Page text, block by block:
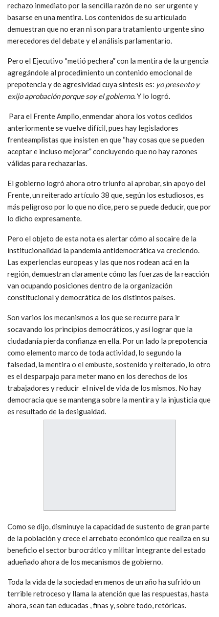
rechazo inmediato por la sencilla razón de no ser urgente y
basarse en una mentira. Los contenidos de su articulado
demuestran que no eran ni son para tratamiento urgente sino
merecedores del debate y el análisis parlamentario.
Pero el Ejecutivo “metió pechera” con la mentira de la urgencia
agregándole al procedimiento un contenido emocional de
prepotencia y de agresividad cuya síntesis es: yo presento y
exijo aprobación porque soy el gobierno.Y lo logró.
Para el Frente Amplio, enmendar ahora los votos cedidos
anteriormente se vuelve difícil, pues hay legisladores
frenteamplistas que insisten en que “hay cosas que se pueden
aceptar e incluso mejorar” concluyendo que no hay razones
válidas para rechazarlas.
El gobierno logró ahora otro triunfo al aprobar, sin apoyo del
Frente, un reiterado artículo 38 que, según los estudiosos, es
más peligroso por lo que no dice, pero se puede deducir, que por
lo dicho expresamente.
Pero el objeto de esta nota es alertar cómo al socaire de la
institucionalidad la pandemia antidemocrática va creciendo.
Las experiencias europeas y las que nos rodean acá en la
región, demuestran claramente cómo las fuerzas de la reacción
van ocupando posiciones dentro de la organización
constitucional y democrática de los distintos países.
Son varios los mecanismos a los que se recurre para ir
socavando los principios democráticos, y así lograr que la
ciudadanía pierda confianza en ella. Por un lado la prepotencia
como elemento marco de toda actividad, lo segundo la
falsedad, la mentira o el embuste, sostenido y reiterado, lo otro
es el desparpajo para meter mano en los derechos de los
trabajadores y reducir el nivel de vida de los mismos. No hay
democracia que se mantenga sobre la mentira y la injusticia que
es resultado de la desigualdad.
Como se dijo, disminuye la capacidad de sustento de gran parte
de la población y crece el arrebato económico que realiza en su
beneficio el sector burocrático y militar integrante del estado
adueñado ahora de los mecanismos de gobierno.
Toda la vida de la sociedad en menos de un año ha sufrido un
terrible retroceso y llama la atención que las respuestas, hasta
ahora, sean tan educadas , finas y, sobre todo, retóricas.